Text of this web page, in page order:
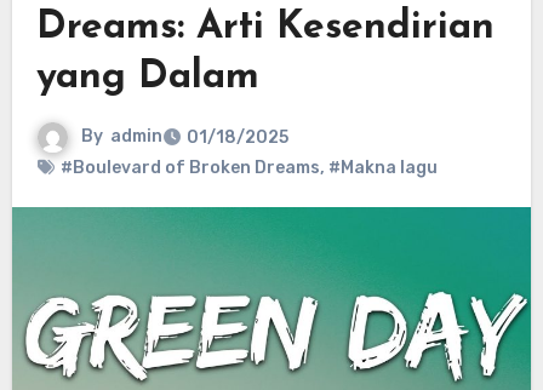
Dreams: Arti Kesendirian
yang Dalam
By admin
01/18/2025
#Boulevard of Broken Dreams, #Makna lagu